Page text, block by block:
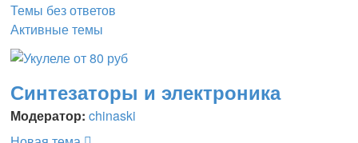
Темы без ответов
Активные темы
Синтезаторы и электроника
Модератор: chinaski